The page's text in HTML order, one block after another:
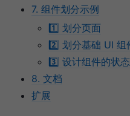
7. 组件划分示例
1️⃣ 划分页面
2️⃣ 划分基础 UI 组
3️⃣ 设计组件的状态
8. 文档
扩展